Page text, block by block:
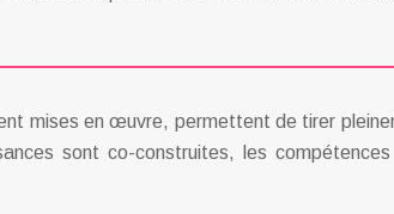
mises en œuvre, permettent de tirer
sont co-construites, les